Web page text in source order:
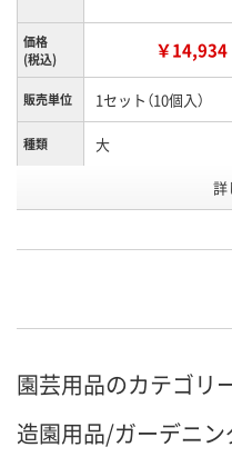
価格
(税込)
￥14,934
販売単位 1セット（10個入）
種類 大
カゴへ
詳
園芸用品のカテゴリ
造園用品/ガーデニ